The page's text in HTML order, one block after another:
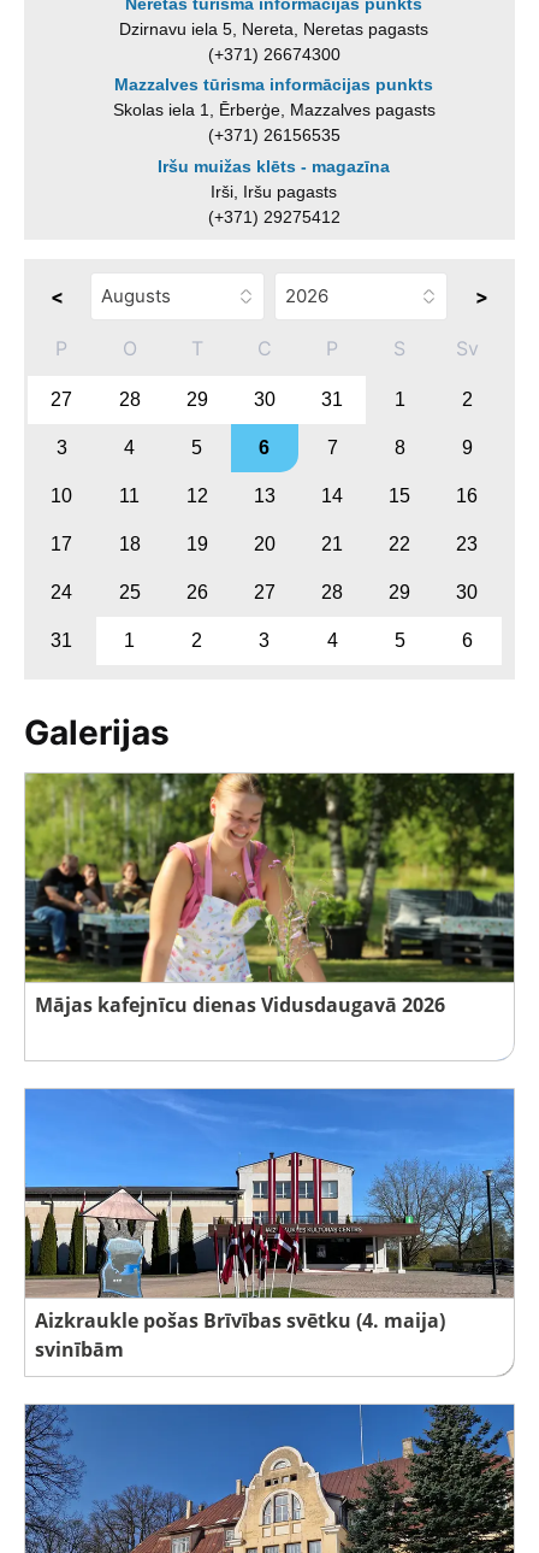
Dzirnavu iela 5, Nereta, Neretas pagasts
(+371) 26674300
Mazzalves tūrisma informācijas punkts
Skolas iela 1, Ērberģe, Mazzalves pagasts
(+371) 26156535
Iršu muižas klēts - magazīna
Irši, Iršu pagasts
(+371) 29275412
< >
P O T C P S Sv
27 28 29 30 31 1 2
3 4 5 6 7 8 9
10 11 12 13 14 15 16
17 18 19 20 21 22 23
24 25 26 27 28 29 30
31 1 2 3 4 5 6
Galerijas
Mājas kafejnīcu dienas Vidusdaugavā 2026
Aizkraukle pošas Brīvības svētku (4. maija)
svinībām